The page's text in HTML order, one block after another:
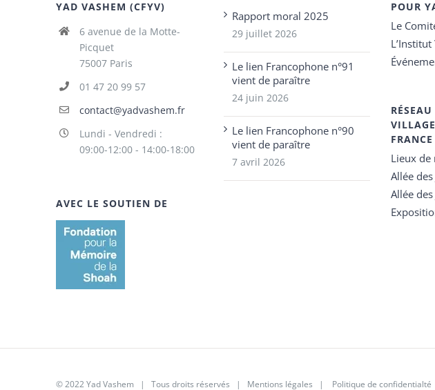
YAD VASHEM (CFYV)
6 avenue de la Motte-
Picquet
75007 Paris
01 47 20 99 57
contact@yadvashem.fr
Lundi - Vendredi :
09:00-12:00 - 14:00-18:00
AVEC LE SOUTIEN DE
Rapport moral 2025
29 juillet 2026
Le lien Francophone n°91
vient de paraître
24 juin 2026
Le lien Francophone n°90
vient de paraître
7 avril 2026
POUR
Le
L’Institut
Lieux
Allée
Allée des
© 2022 Yad Vashem | Tous droits réservés | Mentions légales | Politique de confidentialté